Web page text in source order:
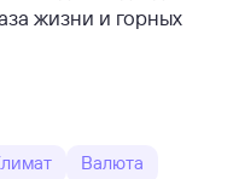
жизни и горных
Валюта